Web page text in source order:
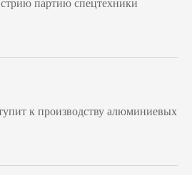
к производству алюминиевых